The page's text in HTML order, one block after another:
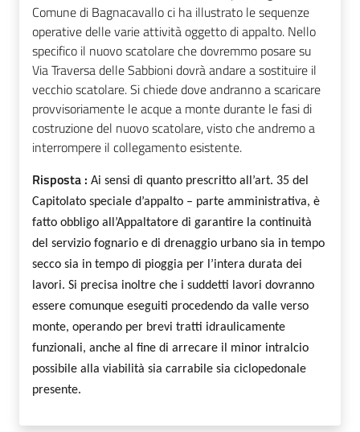
Comune di Bagnacavallo ci ha illustrato le sequenze
operative delle varie attività oggetto di appalto. Nello
specifico il nuovo scatolare che dovremmo posare su
Via Traversa delle Sabbioni dovrà andare a sostituire il
vecchio scatolare. Si chiede dove andranno a scaricare
provvisoriamente le acque a monte durante le fasi di
costruzione del nuovo scatolare, visto che andremo a
interrompere il collegamento esistente.
Risposta : Ai sensi di quanto prescritto all’art. 35 del
Capitolato speciale d’appalto – parte amministrativa, è
fatto obbligo all’Appaltatore di garantire la continuità
del servizio fognario e di drenaggio urbano sia in tempo
secco sia in tempo di pioggia per l’intera durata dei
lavori. Si precisa inoltre che i suddetti lavori dovranno
essere comunque eseguiti procedendo da valle verso
monte, operando per brevi tratti idraulicamente
funzionali, anche al fine di arrecare il minor intralcio
possibile alla viabilità sia carrabile sia ciclopedonale
presente.